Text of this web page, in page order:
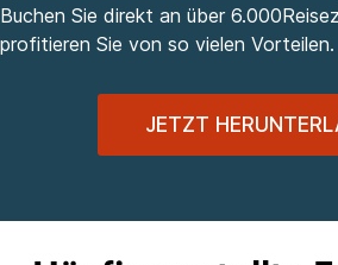
Buchen Sie direkt an über
profitieren Sie von so vielen Vorteilen.
JETZT